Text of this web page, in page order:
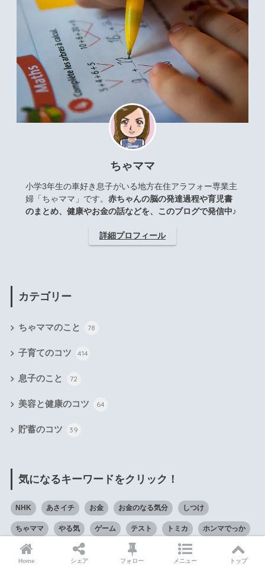
ちゃママ
小学3年生の車好き息子がいる地方在住アラフォー専業主
婦「ちゃママ」です。 赤ちゃんの脳の発達過程や育児書
のまとめ、健康やお金の話などを、このブログで発信中♪
詳細プロフィール
カテゴリー
ちゃママのこと 78
子育てのコツ 414
息子のこと 72
美容と健康のコツ 64
貯蓄のコツ 39
気になるキーワードをクリック！
NHK あさイチ お金 お金のなる気分 しつけ
ちゃママ やる気 ゲーム テスト トミカ ホンマでっか
世界一受けたい授業 友達 好奇心 宿題
Home シェア フォロー メニュー トップ